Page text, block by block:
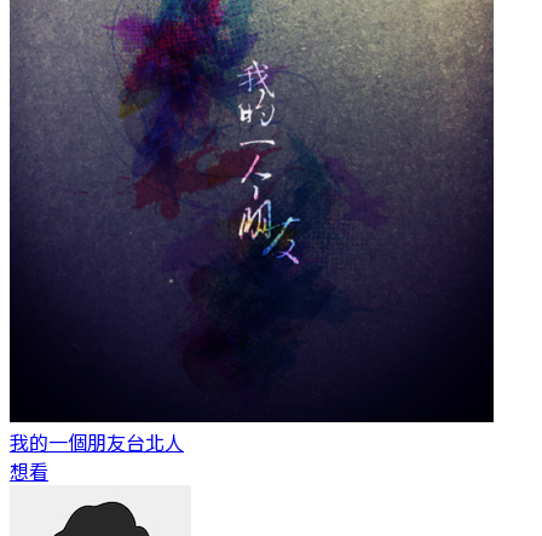
我的一個朋友台北人
想看